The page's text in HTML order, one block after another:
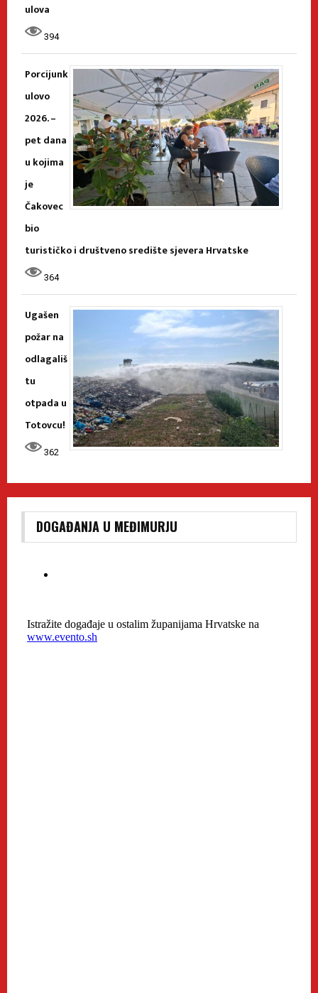
ulova
394
Porcijunk
ulovo
2026. –
pet dana
u kojima
je
Čakovec
bio
turističko i društveno središte sjevera Hrvatske
364
Ugašen
požar na
odlagališ
tu
otpada u
Totovcu!
362
DOGAĐANJA U MEĐIMURJU